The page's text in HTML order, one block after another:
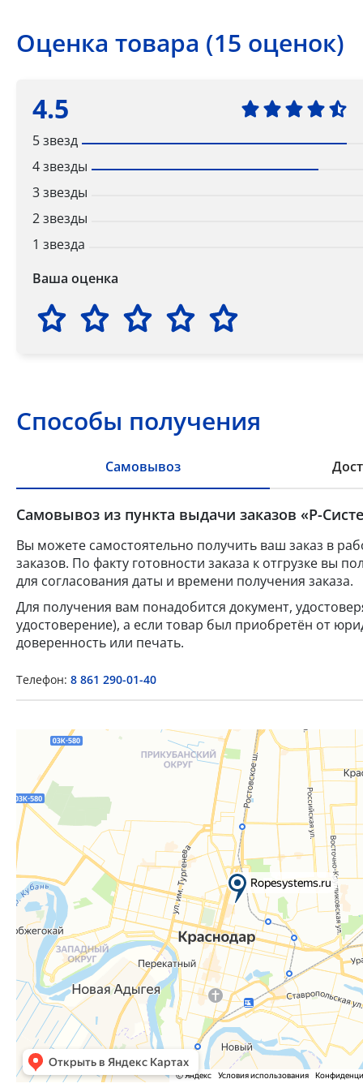
Оценка товара (15 оценок)
4.5
5 звезд
4 звезды
3 звезды
2 звезды
1 звезда
Ваша оценка
Способы получения
Самовывоз
Самовывоз из пункта выдачи заказов «Р-
Вы можете самостоятельно получить ваш заказ в
заказов. По факту готовности заказа к отгрузке вы
для согласования даты и времени получения заказа.
Для получения вам понадобится документ,
удостоверение), а если товар был приобретён от
доверенность или печать.
Телефон: 8 861 290-01-40